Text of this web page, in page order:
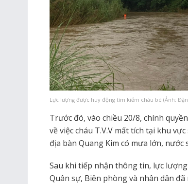
Lực lượng được huy động tìm kiếm cháu bé (Ảnh:
Trước đó, vào chiều 20/8, chính
về việc cháu T.V.V mất tích tại khu
địa bàn Quang Kim có mưa lớn, nước
Sau khi tiếp nhận thông tin, lực
Quân sự, Biên phòng và nhân dân